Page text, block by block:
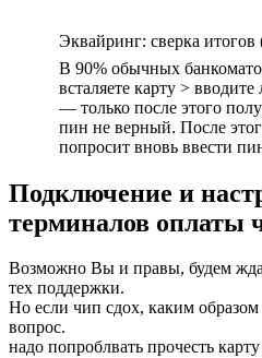
Эквайринг: сверка
В 90% обычных
всталяете карту >
— только после этого
пин не верный. После
попросит вновь ввести
Подключение и
терминалов оплаты
Возможно Вы и правы, будем
тех поддержки.
Но если чип сдох, каким образом
вопрос.
надо попроблвать прочесть